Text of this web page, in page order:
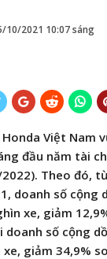
10/2021 10:07 sáng
Honda Việt Nam
đầu năm tài
Theo đó,
doanh số cộng
xe, giảm
số cộng
giảm 34,9%